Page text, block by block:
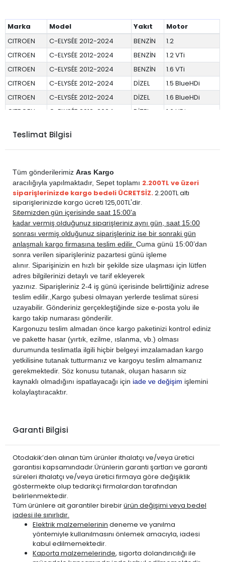
Marka Model Yakıt
Motor
CITROEN
C-ELYSÉE 2012-2024 BENZİN
1.2
CITROEN
C-ELYSÉE 2012-2024 BENZİN
1.2 VTi
CITROEN
C-ELYSÉE 2012-2024 BENZİN
1.6 VTi
CITROEN
C-ELYSÉE 2012-2024 DİZEL
1.5 BlueHDi
CITROEN
C-ELYSÉE 2012-2024 DİZEL
1.6 BlueHDi
CITROEN
C-ELYSÉE 2012-2024 DİZEL
1.6 HDi
PEUGEOT
301 2012-2020
PEUGEOT
301 2012-2020
PEUGEOT
301 2012-2020 DİZEL
1.6 BlueHDi
PEUGEOT
301 2012-2020 DİZEL 1.6 HDi
Teslimat Bilgisi
Tüm gönderilerimiz Aras Kargo
aracılığıyla yapılmaktadır, Sepet toplamı 2.200TL ve üzeri
siparişlerinizde kargo bedeli ÜCRETSİZ.2.200TL altı
siparişlerinizde kargo ücreti 125,00TL'dir.
Sitemizden gün içerisinde saat 15:00'a
kadar vermiş olduğunuz siparişleriniz aynı gün, saat 15:00
sonrası vermiş olduğunuz siparişleriniz ise bir sonraki gün
anlaşmalı kargo firmasına teslim edilir. Cuma günü 15:00’dan
sonra verilen siparişleriniz pazartesi günü işleme
alınır. Siparişinizin en hızlı bir şekilde size ulaşması için lütfen
adres bilgilerinizi detaylı ve tarif ekleyerek
yazınız. Siparişleriniz 2-4 iş günü içerisinde belirttiğiniz adrese
teslim edilir., Kargo şubesi olmayan yerlerde teslimat süresi
uzayabilir. Gönderiniz gerçekleştiğinde size e-posta yolu ile
kargo takip numarası gönderilir.
Kargonuzu teslim almadan önce kargo paketinizi kontrol ediniz
ve pakette hasar (yırtık, ezilme, ıslanma, vb.) olması
durumunda teslimatla ilgili hiçbir belgeyi imzalamadan kargo
yetkilisine tutanak tutturmanız ve kargoyu teslim almamanız
gerekmektedir. Söz konusu tutanak, oluşan hasarın siz
kaynaklı olmadığını ispatlayacağı için iade ve değişim işlemini
kolaylaştıracaktır.
Garanti Bilgisi
Otodakik’den alınan tüm ürünler ithalatçı ve/veya üretici
garantisi kapsamındadır.Ürünlerin garanti şartları ve garanti
süreleri ithalatçı ve/veya üretici firmaya göre değişiklik
göstermekte olup tedarikçi firmalardan tarafından
belirlenmektedir.
Tüm ürünlere ait garantiler birebirürün değişimi veya bedel
iadesi ile sınırlıdır.
Elektrik malzemelerinin deneme ve yanılma
yöntemiyle kullanılmasını önlemek amacıyla, iadesi
kabul edilmemektedir.
Kaporta malzemelerinde, sigorta dolandırıcılığı ile